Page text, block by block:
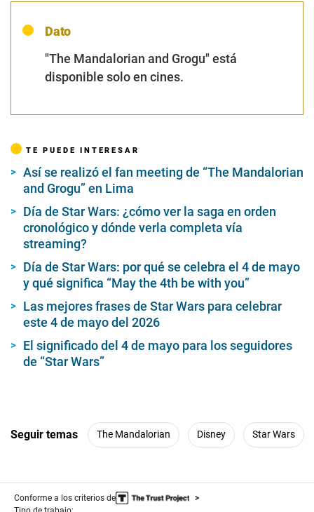
Dato
"The Mandalorian and Grogu" está
disponible solo en cines.
TE PUEDE INTERESAR
Así se realizó el fan meeting de “The Mandalorian
and Grogu” en Lima
Día de Star Wars: ¿cómo ver la saga en orden
cronológico y dónde verla completa vía
streaming?
Día de Star Wars: por qué se celebra el 4 de mayo
y qué significa “May the 4th be with you”
Las mejores frases de Star Wars para celebrar
este 4 de mayo del 2026
El significado del 4 de mayo para los seguidores
de “Star Wars”
Seguir temas The Mandalorian Disney Star Wars
Conforme a los criterios de